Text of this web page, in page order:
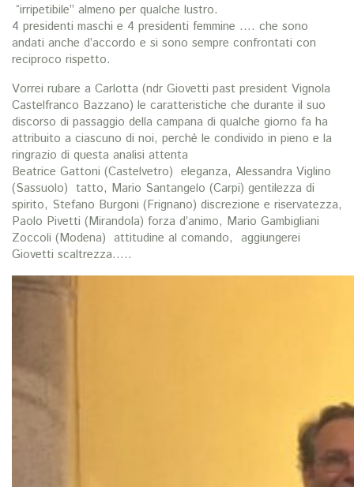
“irripetibile” almeno per qualche lustro.
4 presidenti maschi e 4 presidenti femmine …. che sono
andati anche d’accordo e si sono sempre confrontati con
reciproco rispetto.
Vorrei rubare a Carlotta (ndr Giovetti past president Vignola
Castelfranco Bazzano) le caratteristiche che durante il suo
discorso di passaggio della campana di qualche giorno fa ha
attribuito a ciascuno di noi, perchè le condivido in pieno e la
ringrazio di questa analisi attenta
Beatrice Gattoni (Castelvetro) eleganza, Alessandra Viglino
(Sassuolo) tatto, Mario Santangelo (Carpi) gentilezza di
spirito, Stefano Burgoni (Frignano) discrezione e riservatezza,
Paolo Pivetti (Mirandola) forza d’animo, Mario Gambigliani
Zoccoli (Modena) attitudine al comando, aggiungerei
Giovetti scaltrezza…..